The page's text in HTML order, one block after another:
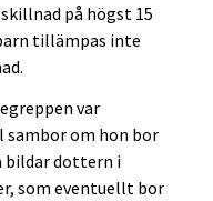
på högst 15
tillämpas inte
var
om hon bor
bildar dottern i
som eventuellt bor